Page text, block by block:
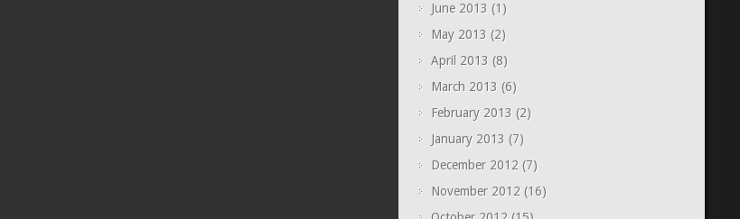
June 2013 (1)
May 2013 (2)
April 2013 (8)
March 2013 (6)
February 2013 (2)
January 2013 (7)
December 2012(7)
November 2012(16)